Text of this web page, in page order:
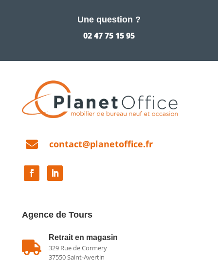
Une question ?
02 47 75 15 95
 contact@planetoffice.fr
Agence de Tours

Retrait en magasin
329 Rue de Cormery
37550 Saint-Avertin